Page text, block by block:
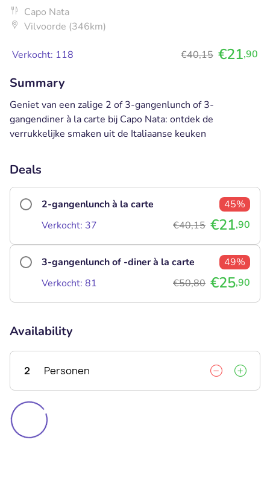
Capo Nata
Vilvoorde (346km)
Verkocht: 118 €40,15 €21,90
Summary
Geniet van een zalige 2 of 3-gangenlunch of 3-
gangendiner à la carte bij Capo Nata: ontdek de
verrukkelijke smaken uit de Italiaanse keuken
Deals
2-gangenlunch à la carte
45%
Verkocht: 37
€40,15 €21,90
3-gangenlunch of -diner à la carte
49%
Verkocht: 81
€50,80 €25,90
Availability
2 Personen